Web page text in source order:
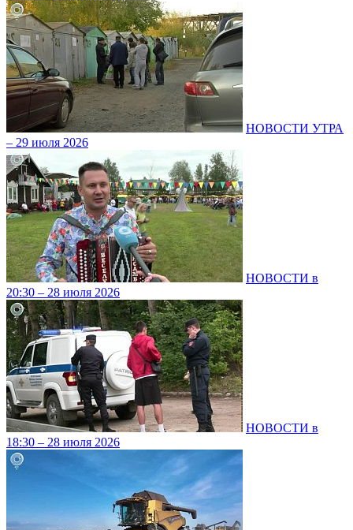
НОВОСТИ УТРА
– 29 июля 2026
НОВОСТИ в
20:30 – 28 июля 2026
НОВОСТИ в
18:30 – 28 июля 2026